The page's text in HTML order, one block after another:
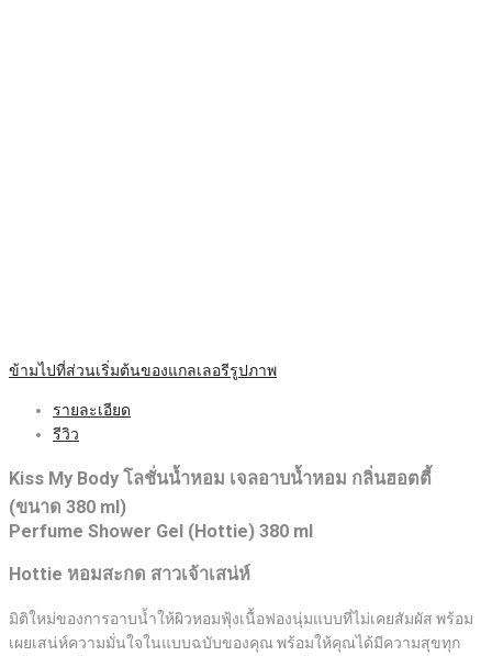
ข้ามไปที่ส่วนเริ่มต้นของแกลเลอรีรูปภาพ
รายละเอียด
รีวิว
Kiss My Body โลชั่นน้ำหอม เจลอาบน้ำหอม กลิ่นฮอตตี้
(ขนาด 380 ml)
Perfume Shower Gel (Hottie) 380 ml
Hottie หอมสะกด สาวเจ้าเสน่ห์
มิติใหม่ของการอาบน้ำให้ผิวหอมฟุ้งเนื้อฟองนุ่มแบบที่ไม่เคยสัมผัส พร้อม
เผยเสน่ห์ความมั่นใจในแบบฉบับของคุณ พร้อมให้คุณได้มีความสุขทุก